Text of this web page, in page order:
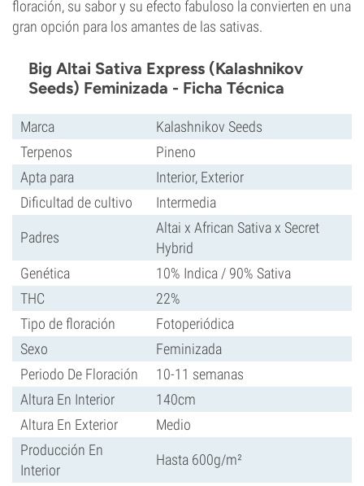
floración, su sabor y su efecto fabuloso la convierten en una
gran opción para los amantes de las sativas.
Big Altai Sativa Express (Kalashnikov
Seeds) Feminizada - Ficha Técnica
Marca
Kalashnikov Seeds
Terpenos
Pineno
Apta para
Interior, Exterior
Dificultad de cultivo
Intermedia
Padres
Altai x African Sativa x Secret
Hybrid
Genética
10% Indica / 90% Sativa
THC
22%
Tipo de floración
Fotoperiódica
Sexo
Feminizada
Periodo De Floración
10-11 semanas
Altura En Interior
140cm
Altura En Exterior
Medio
Producción En
Interior
Hasta 600g/m²